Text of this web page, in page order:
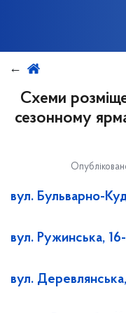
Схеми
сезонному
вул. Бульварно-
вул. Ружинська,
вул.